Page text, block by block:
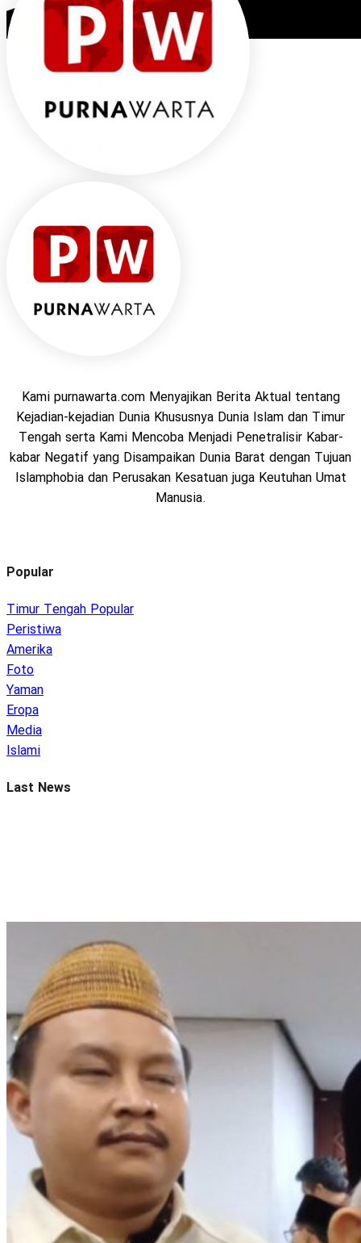
Kami purnawarta.com Menyajikan Berita Aktual tentang
Kejadian-kejadian Dunia Khususnya Dunia Islam dan Timur
Tengah serta Kami Mencoba Menjadi Penetralisir Kabar-
kabar Negatif yang Disampaikan Dunia Barat dengan Tujuan
Islamphobia dan Perusakan Kesatuan juga Keutuhan Umat
Manusia.
Popular
Timur Tengah
Peristiwa
Amerika
Foto
Yaman
Eropa
Media
Islami
Last News